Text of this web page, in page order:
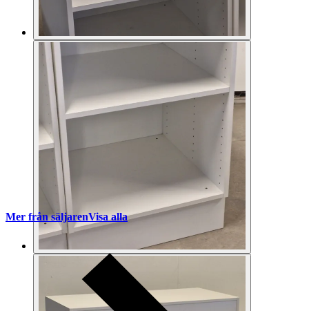
Mer från säljarenVisa alla